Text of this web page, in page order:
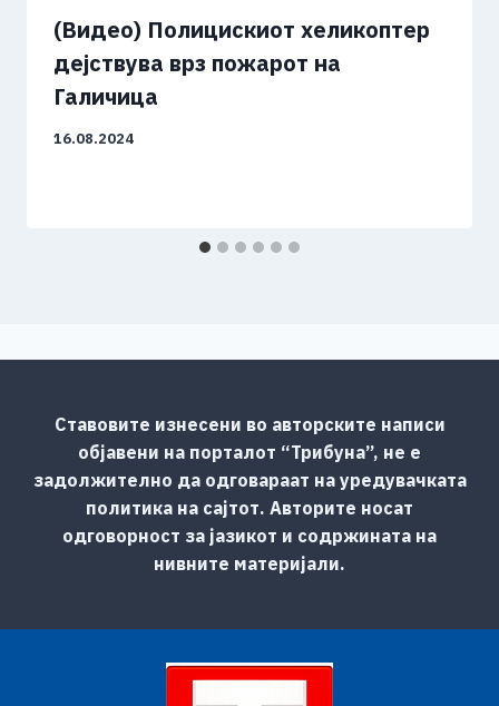
(Видео) Полицискиот хеликоптер
дејствува врз пожарот на
Галичица
16.08.2024
Ставовите изнесени во авторските написи
објавени на порталот “Трибуна”, не е
задолжително да одговараат на уредувачката
политика на сајтот. Авторите носат
одговорност за јазикот и содржината на
нивните материјали.